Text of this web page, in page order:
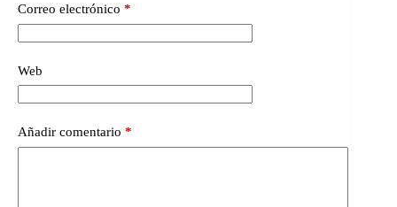
Correo electrónico *
Web
Añadir comentario *